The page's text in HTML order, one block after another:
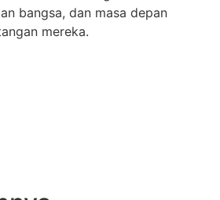
bangsa, dan masa depan
mereka.